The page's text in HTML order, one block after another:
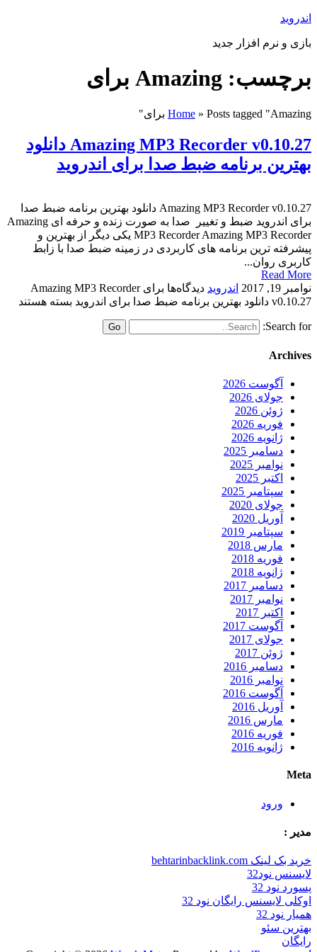
اندروید
بازی و نرم افزار جدید
برچسب: Amazing برای
Home » Posts tagged "Amazing برای"
Amazing MP3 Recorder v0.10.27 دانلود
بهترین برنامه ضبط صدا برای اندروید
Amazing MP3 Recorder v0.10.27 دانلود بهترین برنامه ضبط صدا
برای اندروید ضبط و تغییر صدا به صورت زنده و حرفه ای Amazing
MP3 Recorder Amazing MP3 Recorder یکی دیگر از بهترین و
پیشرفته ترین برنامه های کاربردی در زمینه ضبط صدا با زابط
کاربری روان...
Read More
نوامبر 19, 2017
اندروید دیدگاه‌ها
برای Amazing MP3 Recorder
v0.10.27 دانلود بهترین برنامه ضبط صدا برای اندروید
بسته هستند
Search for:
Archives
آگوست 2026
جولای 2026
ژوئن 2026
فوریه 2026
ژانویه 2026
دسامبر 2025
نوامبر 2025
اکتبر 2025
سپتامبر 2025
جولای 2020
آوریل 2020
سپتامبر 2019
مارس 2018
فوریه 2018
ژانویه 2018
دسامبر 2017
نوامبر 2017
اکتبر 2017
آگوست 2017
جولای 2017
ژوئن 2017
دسامبر 2016
نوامبر 2016
آگوست 2016
آوریل 2016
مارس 2016
فوریه 2016
ژانویه 2016
Meta
ورود
مدیر :
خرید بک لینک behtarinbacklink.com
لایسنس نود32
پسورد نود 32
اوکلی لایسنس رایگان نود 32
همیار نود 32
بهترین سئو
رایگان